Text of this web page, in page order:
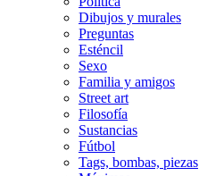
Dibujos y murales
Preguntas
Esténcil
Sexo
Familia y amigos
Street art
Filosofía
Sustancias
Fútbol
Tags, bombas, piezas